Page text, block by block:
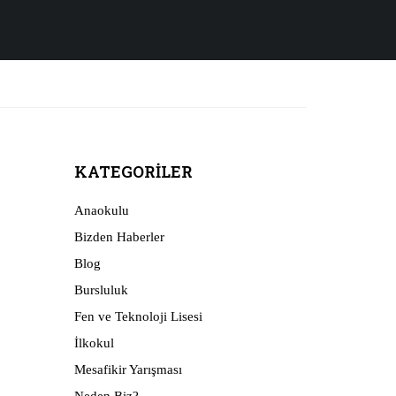
KATEGORILER
Anaokulu
Bizden Haberler
Blog
Bursluluk
Fen ve Teknoloji Lisesi
İlkokul
Mesafikir Yarışması